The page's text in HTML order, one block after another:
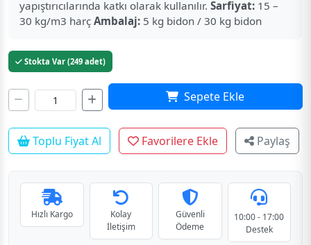
yapıştırıcılarında katkı olarak kullanılır. Sarfiyat: 15 –
30 kg/m3 harç Ambalaj: 5 kg bidon / 30 kg bidon
Stokta Var (249 adet)
Sepete Ekle
Toplu Fiyat Al Favorilere Ekle Paylaş
Hızlı Kargo
Kolay
İletişim
Güvenli
Ödeme
10:00 - 17:00
Destek